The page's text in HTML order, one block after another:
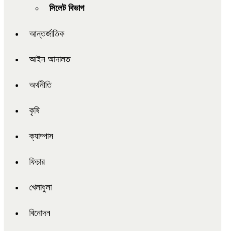
সিলেট বিভাগ
আন্তর্জাতিক
আইন আদালত
অর্থনীতি
কৃষি
ক্যাম্পাস
ফিচার
খেলাধুলা
বিনোদন